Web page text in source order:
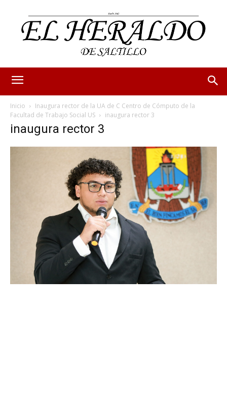
Inicio
Inaugura rector de la UA de C Centro de Cómputo de la
Facultad de Trabajo Social US
inaugura rector 3
inaugura rector 3